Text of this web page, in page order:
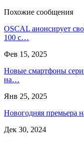
Похожие сообщения
OSCAL анонсирует
100 с…
Фев 15, 2025
Новые смартфоны
на…
Янв 25, 2025
Новогодняя премьера
Дек 30, 2024